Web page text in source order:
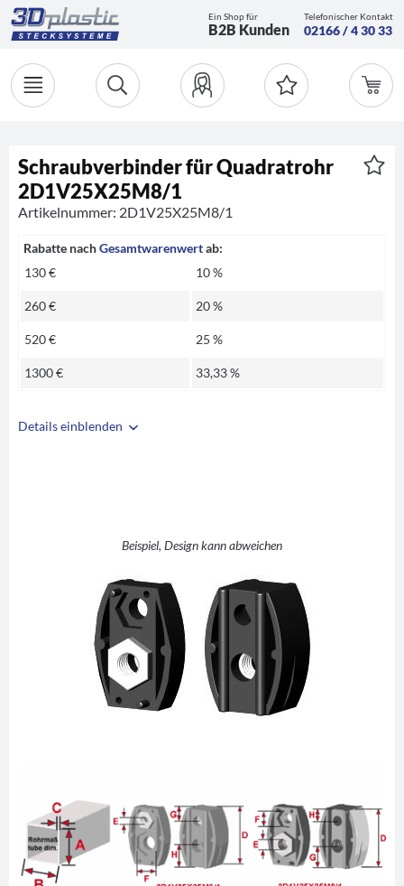
Ein Shop für
B2B Kunden
Telefonischer Kontakt
02166 / 4 30 33
Details einblenden
Beispiel, Design kann abweichen
Schraubverbinder für Quadratrohr
2D1V25X25M8/1
Artikelnummer: 2D1V25X25M8/1
Rabatte nachGesamtwarenwertab:
130 €
10 %
260 € 20 %
520 € 25 %
1300 € 33,33 %